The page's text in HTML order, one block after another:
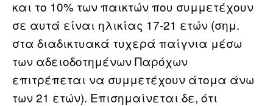
και το 10% των παικτών που συμμετέχουν
σε αυτά είναι ηλικίας 17-21 ετών (σημ.
στα διαδικτυακά τυχερά παίγνια μέσω
των αδειοδοτημένων Παρόχων
επιτρέπεται να συμμετέχουν άτομα άνω
των 21 ετών). Επισημαίνεται δε, ότι